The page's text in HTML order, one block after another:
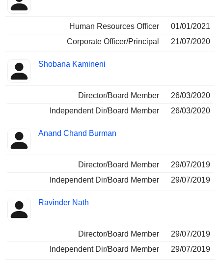
Human Resources Officer
01/01/2021
Corporate Officer/Principal
21/07/2020
Shobana Kamineni
Director/Board Member
26/03/2020
Independent Dir/Board Member
26/03/2020
Anand Chand Burman
Director/Board Member
29/07/2019
Independent Dir/Board Member
29/07/2019
Ravinder Nath
Director/Board Member
29/07/2019
Independent Dir/Board Member
29/07/2019